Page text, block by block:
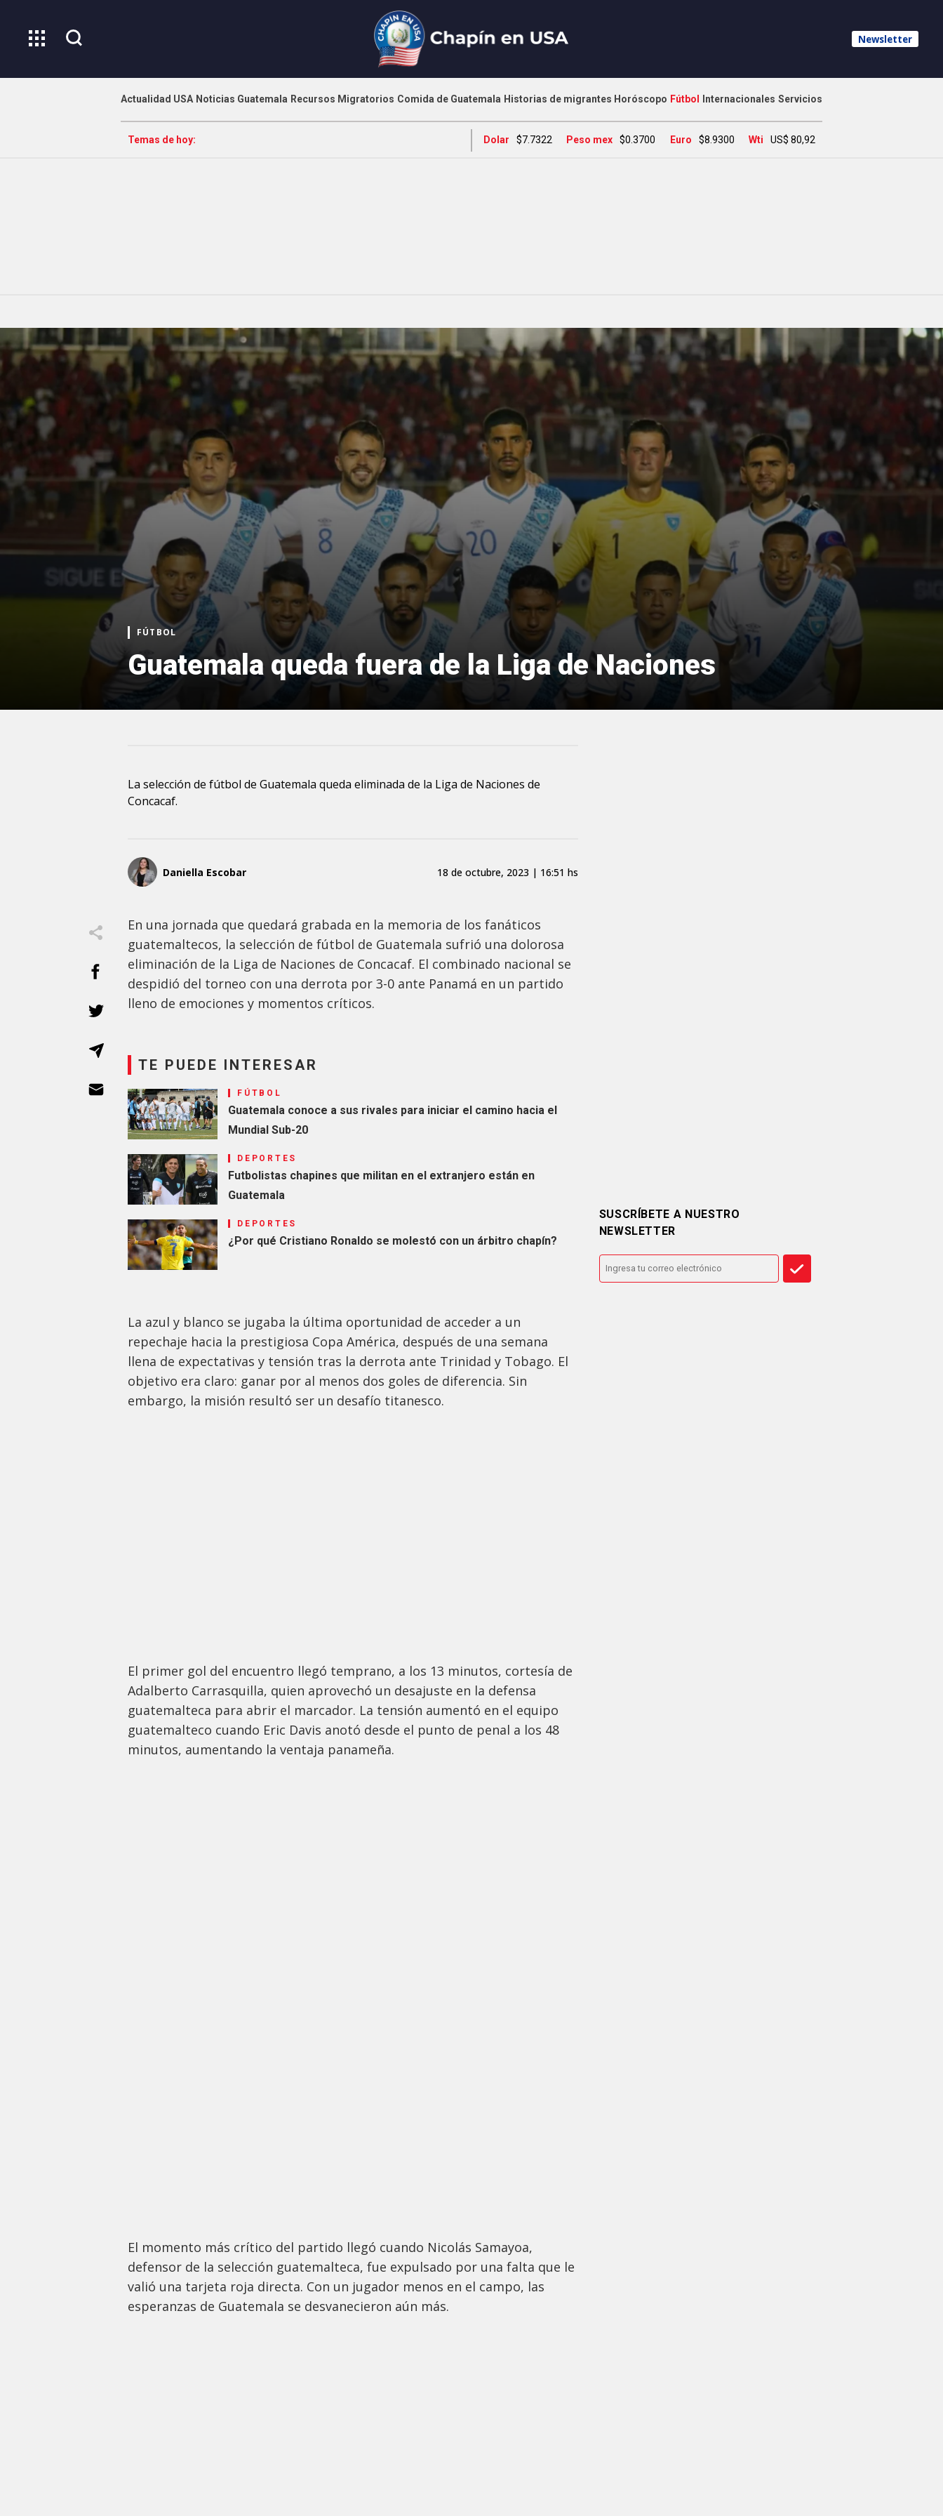
Newsletter
Actualidad USA Noticias Guatemala Recursos Migratorios Comida de Guatemala Historias de migrantes Horóscopo Fútbol Internacionales Servicios
Temas de hoy: Dolar $7.7322 Peso mex $0.3700 Euro $8.9300 Wti US$ 80,92
FÚTBOL
Guatemala queda fuera de la Liga de Naciones
La selección de fútbol de Guatemala queda eliminada de la Liga de Naciones de
Concacaf.
Daniella Escobar 18 de octubre, 2023 | 16:51 hs
En una jornada que quedará grabada en la memoria de los fanáticos
guatemaltecos, la selección de fútbol de Guatemala sufrió una dolorosa
eliminación de la Liga de Naciones de Concacaf. El combinado nacional se
despidió del torneo con una derrota por 3-0 ante Panamá en un partido
lleno de emociones y momentos críticos.
TE PUEDE INTERESAR
FÚTBOL
Guatemala conoce a sus rivales para iniciar el camino hacia el
Mundial Sub-20
DEPORTES
Futbolistas chapines que militan en el extranjero están en
Guatemala
DEPORTES
¿Por qué Cristiano Ronaldo se molestó con un árbitro chapín?
La azul y blanco se jugaba la última oportunidad de acceder a un
repechaje hacia la prestigiosa Copa América, después de una semana
llena de expectativas y tensión tras la derrota ante Trinidad y Tobago. El
objetivo era claro: ganar por al menos dos goles de diferencia. Sin
embargo, la misión resultó ser un desafío titanesco.
El primer gol del encuentro llegó temprano, a los 13 minutos, cortesía de
Adalberto Carrasquilla, quien aprovechó un desajuste en la defensa
guatemalteca para abrir el marcador. La tensión aumentó en el equipo
guatemalteco cuando Eric Davis anotó desde el punto de penal a los 48
minutos, aumentando la ventaja panameña.
El momento más crítico del partido llegó cuando Nicolás Samayoa,
defensor de la selección guatemalteca, fue expulsado por una falta que le
valió una tarjeta roja directa. Con un jugador menos en el campo, las
esperanzas de Guatemala se desvanecieron aún más.
SUSCRÍBETE A NUESTRO
NEWSLETTER